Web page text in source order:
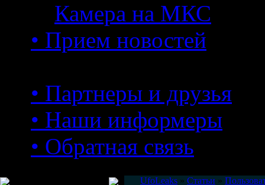
Камера на МКС
• Прием новостей
• Партнеры и друзья
• Наши информеры
• Обратная связь
UfoLeaks » Статьи »